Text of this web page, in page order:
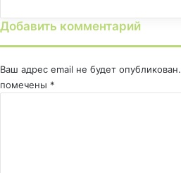
Добавить комментарий
Ваш адрес email не будет опубликован.
помечены *